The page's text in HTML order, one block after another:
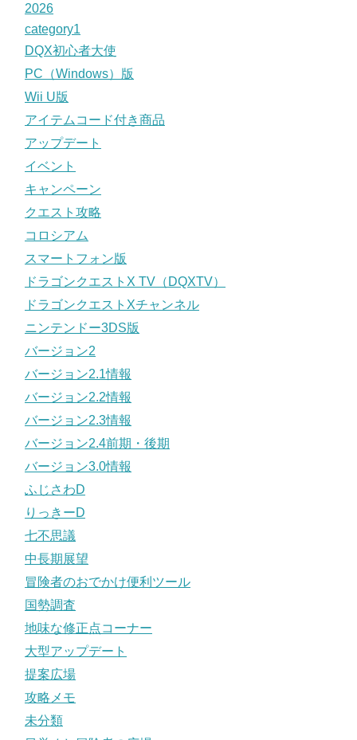
2026
category1
DQX初心者大使
PC（Windows）版
Wii U版
アイテムコード付き商品
アップデート
イベント
キャンペーン
クエスト攻略
コロシアム
スマートフォン版
ドラゴンクエストX TV（DQXTV）
ドラゴンクエストXチャンネル
ニンテンドー3DS版
バージョン2
バージョン2.1情報
バージョン2.2情報
バージョン2.3情報
バージョン2.4前期・後期
バージョン3.0情報
ふじさわD
りっきーD
七不思議
中長期展望
冒険者のおでかけ便利ツール
国勢調査
地味な修正点コーナー
大型アップデート
提案広場
攻略メモ
未分類